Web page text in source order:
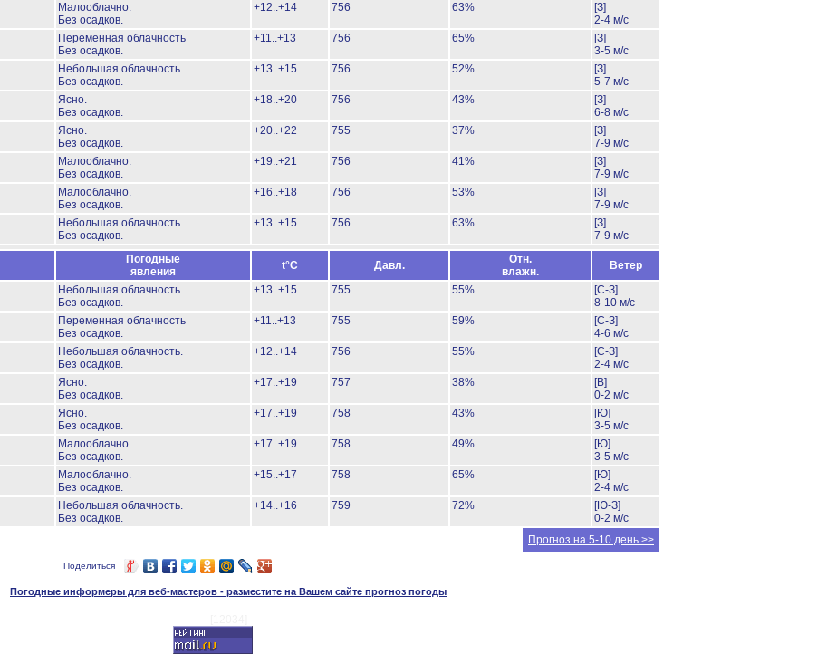
Малооблачно.
Без осадков.
+12..+14 756 63%
[З]
2-4 м/с
Переменная облачность
Без осадков.
+11..+13 756 65%
[З]
3-5 м/с
Небольшая облачность.
Без осадков.
+13..+15 756 52%
[З]
5-7 м/с
Ясно.
Без осадков.
+18..+20 756 43%
[З]
6-8 м/с
Ясно.
Без осадков.
+20..+22 755 37%
[З]
7-9 м/с
Малооблачно.
Без осадков.
+19..+21 756 41%
[З]
7-9 м/с
Малооблачно.
Без осадков.
+16..+18 756 53%
[З]
7-9 м/с
Небольшая облачность.
Без осадков.
+13..+15 756 63%
[З]
7-9 м/с
Погодные
явления
t°C Давл.
Отн.
влажн.
Ветер
Небольшая облачность.
Без осадков.
+13..+15 755 55%
[С-З]
8-10 м/с
Переменная облачность
Без осадков.
+11..+13 755 59%
[С-З]
4-6 м/с
Небольшая облачность.
Без осадков.
+12..+14 756 55%
[С-З]
2-4 м/с
Ясно.
Без осадков.
+17..+19 757 38%
[В]
0-2 м/с
Ясно.
Без осадков.
+17..+19 758 43%
[Ю]
3-5 м/с
Малооблачно.
Без осадков.
+17..+19 758 49%
[Ю]
3-5 м/с
Малооблачно.
Без осадков.
+15..+17 758 65%
[Ю]
2-4 м/с
Небольшая облачность.
Без осадков.
+14..+16 759 72%
[Ю-З]
0-2 м/с
Прогноз на 5-10 день >>
Поделиться
Погодные информеры для веб-мастеров - разместите на Вашем сайте прогноз погоды